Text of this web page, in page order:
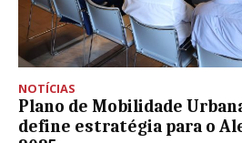
NOTÍCIAS
Plano de Mobilidade
define estratégia para o